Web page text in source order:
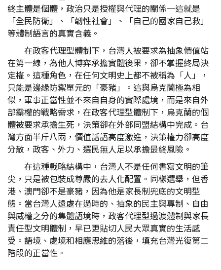
終主體是個體，政治只是授權與代理的關係─這就是
「全民防衛」、「韌性社會」、「自己的國家自己救」
等體制語言的真實含義。
在政客代理型體制下，台灣人被要求為抽象價值站
在第一線，為他人博弈承擔實體後果，卻不掌握終局決
定權。這種角色，在任何文明史上都不被稱為「人」，
只能是邊緣防禦單元的「豪豬」。這與烏克蘭極為相
似，軍事正當性並不來自自身的實際處境，而是來自外
部霸權的戰略需求，在政客代理型體制下，烏克蘭的個
體被要求承擔生死，決策卻在外部同盟結構中完成。台
灣方面半斤八兩，價值話語高度激進，決策權力卻高度
分散，政客、外力、選民無人足以承擔最終風險。
在這種戰略結構中，台灣人不是任何書寫文明的筆
尖，只是被包裝成尊嚴的去人化配置。同樣選舉，但香
港、澳門卻不是豪豬，因為他是家長制兜底的文明型
態。當台灣人還處在過時的、抽象的民主與專制、自由
與威權之分的集體語境時，政客代理型過渡體制與家長
責任型文明體制，早已更貼切人民大眾真實的生活感
受。語境、處境和相應思維的落後，填充台灣光復第二
階段的正當性。